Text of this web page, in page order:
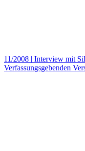
11/2008 | Interview mit
Verfassungsgebenden